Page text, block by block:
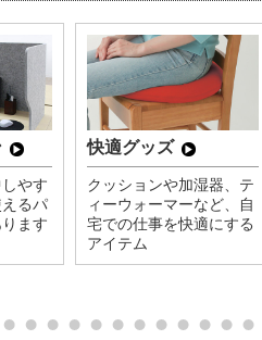
やす
るパ
ます
快適グッズ
クッションや加湿器、テ
ィーウォーマーなど、自
宅での仕事を快適にする
アイテム